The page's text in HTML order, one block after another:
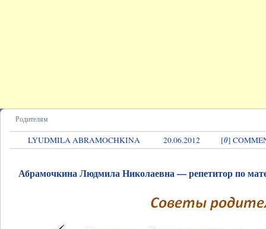
Родителям
LYUDMILA ABRAMOCHKINA 20.06.2012 [0]
Абрамочкина Людмила Николаевна — репетитор по